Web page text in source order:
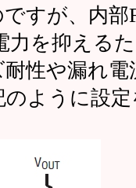
すが、内
力を抑える
性や漏れ
ように設